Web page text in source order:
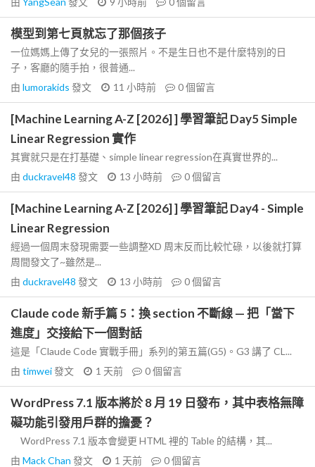
模型到第七頁就忘了那個孩子
一位媽媽上傳了女兒的一張照片。不是生日也不是什麼特別的日
子，客廳的隨手拍，很普通...
由 lumorakids 發文 11 小時前 0個留言
[Machine Learning A-Z [2026] ] 學習筆記 Day5 Simple
Linear Regression 實作
其實就只是在打基礎、simple linear regression在真實世界的...
由 duckravel48 發文 13 小時前 0個留言
[Machine Learning A-Z [2026] ] 學習筆記 Day4 - Simple
Linear Regression
經過一個周末發現需要一些調整XD 周末反而比較忙碌，以後就打算
周間發文了~雖然是...
由 duckravel48 發文 13 小時前 0個留言
Claude code 新手篇 5：換 section 不斷線 — 把「當下
進度」交接給下一個對話
這是「Claude Code 實戰手冊」系列的第五篇(G5)。G3 講了 CL...
由 timwei發文 1 天前 0個留言
WordPress 7.1 版本將於 8 月 19 日發布，其中表格無障
礙功能引發用戶群的擔憂？
WordPress 7.1 版本會變更 HTML 裡的 Table 的結構，其...
由 Mack Chan 發文 1 天前 0個留言